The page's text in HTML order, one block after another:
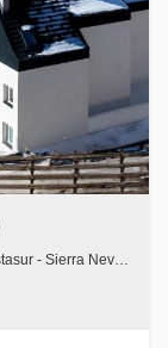
ID#: 207669 | Sierra Nevada > Costa Tropical > Vistasur - Sierra Nevada, Granada